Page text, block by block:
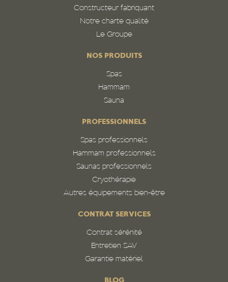
Constructeur fabriquant
Notre charte qualité
Le Groupe
NOS PRODUITS
Spas
Hammam
Sauna
PROFESSIONNELS
Spas professionnels
Hammam professionnels
Saunas professionnels
Cryothérapie
Autres équipements bien-être
CONTRAT SERVICES
Contrat sérénité
Entretien SAV
Garantie matériel